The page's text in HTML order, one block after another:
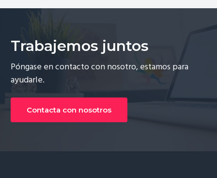
Trabajemos juntos
Póngase en contacto con nosotro, estamos para
ayudarle.
Contacta con nosotros